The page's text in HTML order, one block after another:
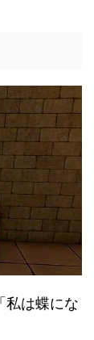
私は蝶にな